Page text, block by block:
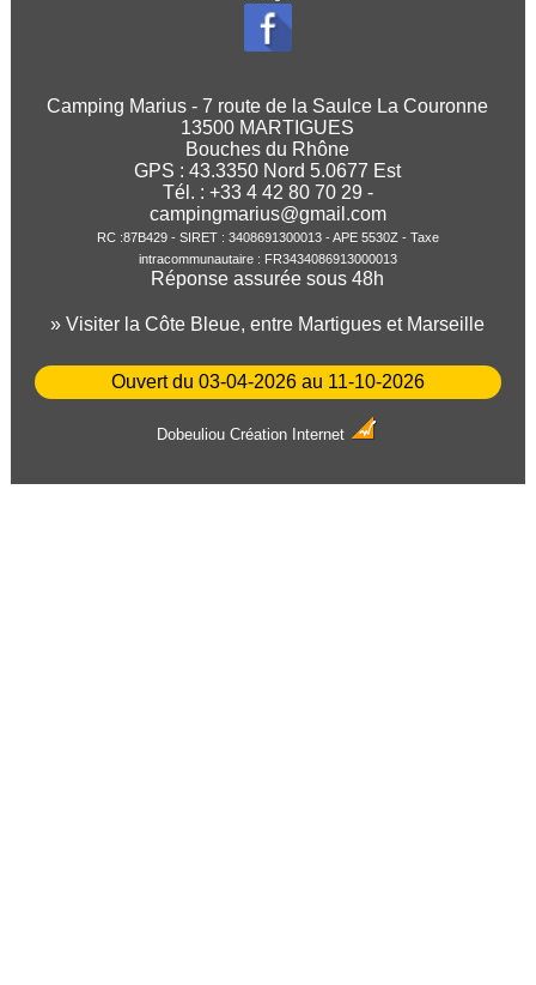
Camping Marius - 7 route de la Saulce La Couronne
13500 MARTIGUES
Bouches du Rhône
GPS :43.3350 Nord 5.0677 Est
Tél. : +33 4 42 80 70 29 -
campingmarius@gmail.com
RC :87B429 - SIRET : 3408691300013 - APE 5530Z - Taxe
intracommunautaire : FR3434086913000013
Réponse assurée sous 48h
» Visiter la Côte Bleue, entre Martigues et Marseille
Ouvert du 03-04-2026 au 11-10-2026
Dobeuliou Création Internet